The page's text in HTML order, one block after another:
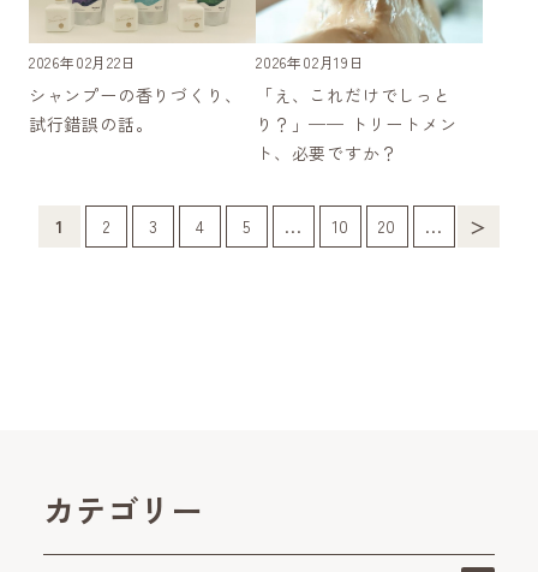
2026年02月22日
シャンプーの香りづくり、
試行錯誤の話。
2026年02月19日
「え、これだけでしっと
り？」── トリートメン
ト、必要ですか？
1 2 3 4 5 ... 10 20 ... ＞
カテゴリー